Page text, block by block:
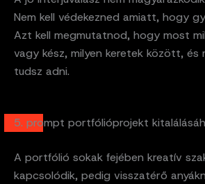
Nem kell védekezned amiatt, hogy
Azt kell megmutatnod, hogy most
vagy kész, milyen keretek között, és
tudsz adni.
5. prompt portfólióprojekt
A portfólió sokak fejében kreatív
kapcsolódik, pedig visszatérő